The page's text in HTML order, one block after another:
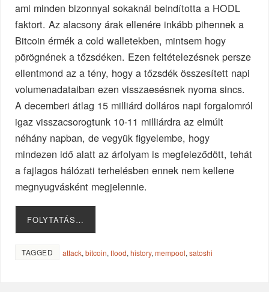
ami minden bizonnyal sokaknál beindította a HODL
faktort. Az alacsony árak ellenére inkább pihennek a
Bitcoin érmék a cold walletekben, mintsem hogy
pörögnének a tőzsdéken. Ezen feltételezésnek persze
ellentmond az a tény, hogy a tőzsdék összesített napi
volumenadataiban ezen visszaesésnek nyoma sincs.
A decemberi átlag 15 milliárd dolláros napi forgalomról
igaz visszacsorogtunk 10-11 milliárdra az elmúlt
néhány napban, de vegyük figyelembe, hogy
mindezen idő alatt az árfolyam is megfeleződött, tehát
a fajlagos hálózati terhelésben ennek nem kellene
megnyugvásként megjelennie.
FOLYTATÁS…
TAGGED attack,bitcoin,flood,history,mempool,satoshi